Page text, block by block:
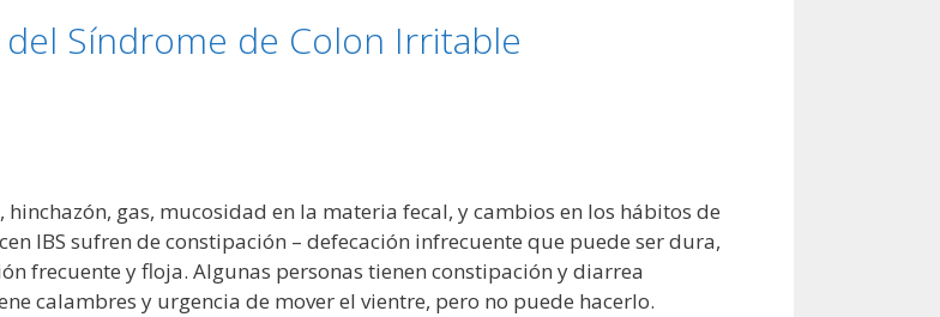
Síndrome de Colon Irritable
gas, mucosidad en la materia fecal, y cambios en los hábitos de
IBS sufren de constipación – defecación infrecuente que puede ser dura,
frecuente y floja. Algunas personas tienen constipación y diarrea
calambres y urgencia de mover el vientre, pero no puede hacerlo.